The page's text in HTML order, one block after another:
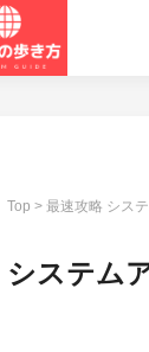
Top >最速攻略 シス
システム